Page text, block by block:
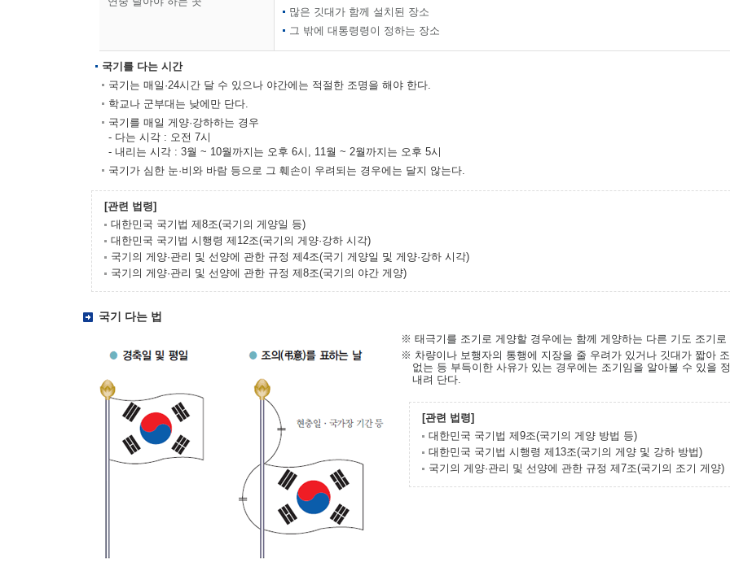
많은 깃대가 함께 설치된 장소
그 밖에 대통령령이 정하는 장소
국기를 다는 시간
국기는 매일·24시간 달 수 있으나 야간에는 적절한 조명을 해야 한다.
학교나 군부대는 낮에만 단다.
국기를 매일 게양·강하하는 경우
- 다는 시각 : 오전 7시
- 내리는 시각 : 3월 ~ 10월까지는 오후 6시, 11월 ~ 2월까지는 오후 5시
국기가 심한 눈·비와 바람 등으로 그 훼손이 우려되는 경우에는 달지 않는다.
[관련 법령]
대한민국 국기법 제8조(국기의 게양일 등)
대한민국 국기법 시행령 제12조(국기의 게양·강하 시각)
국기의 게양·관리 및 선양에 관한 규정 제4조(국기 게양일 및 게양·강하 시각)
국기의 게양·관리 및 선양에 관한 규정 제8조(국기의 야간 게양)
국기 다는 법
※ 태극기를 조기로 게양할 경우에는 함께 게양하는 다른 기도 조기로
※ 차량이나 보행자의 통행에 지장을 줄 우려가 있거나 깃대가 짧아
없는 등 부득이한 사유가 있는 경우에는 조기임을 알아볼 수 있을
내려 단다.
[관련 법령]
대한민국 국기법 제9조(국기의 게양 방법 등)
대한민국 국기법 시행령 제13조(국기의 게양 및 강하 방법)
국기의 게양·관리 및 선양에 관한 규정 제7조(국기의 조기 게양)